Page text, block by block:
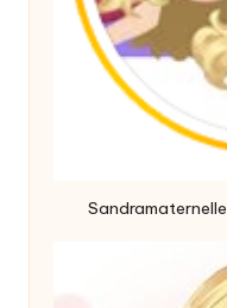
Sandramaternelle